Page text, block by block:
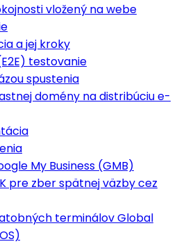
vložený na webe
a jej kroky
testovanie
spustenia
domény na distribúciu e-
My Business (GMB)
pre zber spätnej väzby cez
terminálov Global